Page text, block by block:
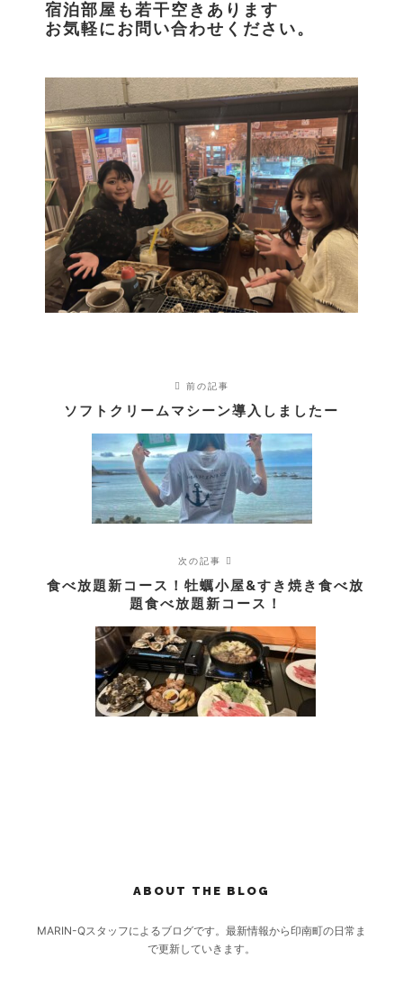
宿泊部屋も若干空きあります
お気軽にお問い合わせください。
前の記事
ソフトクリームマシーン導入しましたー
次の記事
食べ放題新コース！牡蠣小屋&すき焼き食べ放
題食べ放題新コース！
ABOUT THE BLOG
MARIN-Qスタッフによるブログです。最新情報から印南町の日常ま
で更新していきます。